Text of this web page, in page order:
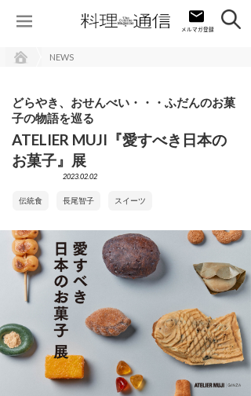
NEWS
どらやき、おせんべい・・・ふだんのお菓
子の物語を巡る
ATELIER MUJI『愛すべき日本の
お菓子』展
2023.02.02
伝統食 長尾智子 スイーツ